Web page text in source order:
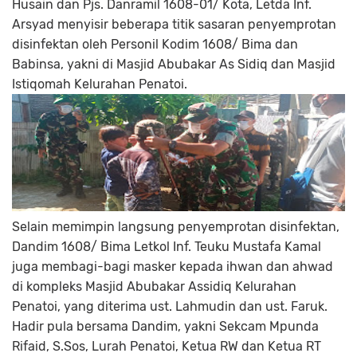
Husain dan Pjs. Danramil 1608-01/ Kota, Letda Inf.
Arsyad menyisir beberapa titik sasaran penyemprotan
disinfektan oleh Personil Kodim 1608/ Bima dan
Babinsa, yakni di Masjid Abubakar As Sidiq dan Masjid
Istiqomah Kelurahan Penatoi.
Selain memimpin langsung penyemprotan disinfektan,
Dandim 1608/ Bima Letkol Inf. Teuku Mustafa Kamal
juga membagi-bagi masker kepada ihwan dan ahwad
di kompleks Masjid Abubakar Assidiq Kelurahan
Penatoi, yang diterima ust. Lahmudin dan ust. Faruk.
Hadir pula bersama Dandim, yakni Sekcam Mpunda
Rifaid, S.Sos, Lurah Penatoi, Ketua RW dan Ketua RT